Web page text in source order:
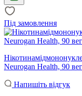
Під замовлення
Neurogan Health, 90
Напишіть відгук